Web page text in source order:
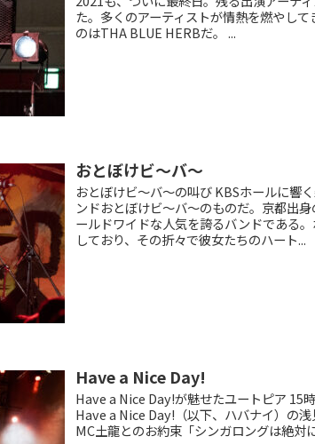
た。多くのアーティストが情熱を燃やし
のはTHA BLUE HERBだ。 ...
おとぼけビ～バ～
おとぼけビ～バ～の叫び KBSホールに響
ンドおとぼけビ～バ～のものだ。京都出
ールドワイドな人気を誇るバンドである
しており、その折々で彼女たちのハート...
Have a Nice Day!
Have a Nice Day!が魅せたユートピア 15
Have a Nice Day!（以下、ハバナイ）の浅
MC土龍とのお約束「シンガロングは絶対